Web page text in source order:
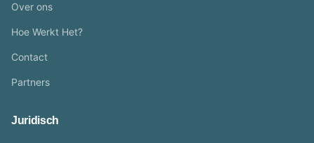
Over ons
Hoe Werkt Het?
Contact
Partners
Juridisch